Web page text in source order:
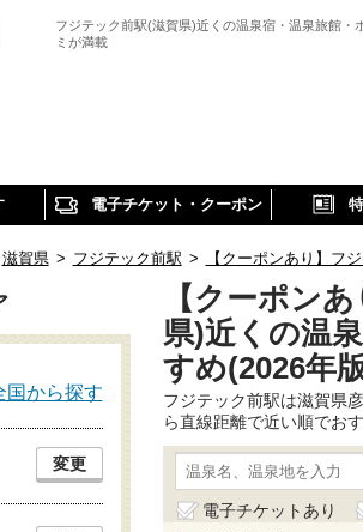
フジテック前駅(滋賀県)近くの温泉宿・温泉旅館・
ミが満載
電子チケット・クーポン
滋賀県 > フジテック前駅 > 【クーポンあり】フ
【クーポン
県)近くの温
すめ(2026年
フジテック前駅は滋賀県
ら直線距離で近い順でお
電子チケットあり
国から探す
変更